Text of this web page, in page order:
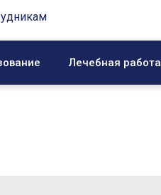
Лечебная работа